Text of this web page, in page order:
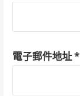
電子郵件地址*